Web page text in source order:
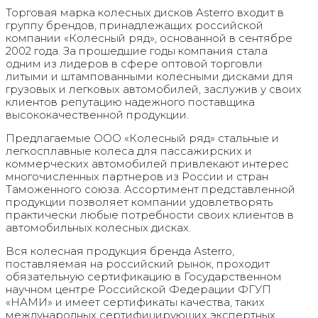
Торговая марка колесных дисков Asterro входит в
группу брендов, принадлежащих российской
компании «Колесный ряд», основанной в сентябре
2002 года. За прошедшие годы компания стала
одним из лидеров в сфере оптовой торговли
литыми и штампованными колесными дисками для
грузовых и легковых автомобилей, заслужив у своих
клиентов репутацию надежного поставщика
высококачественной продукции.
Предлагаемые ООО «Колесный ряд» стальные и
легкосплавные колеса для пассажирских и
коммерческих автомобилей привлекают интерес
многочисленных партнеров из России и стран
Таможенного союза. Ассортимент представленной
продукции позволяет компании удовлетворять
практически любые потребности своих клиентов в
автомобильных колесных дисках.
Вся колесная продукция бренда Asterro,
поставляемая на российский рынок, проходит
обязательную сертификацию в Государственном
научном центре Российской Федерации ФГУП
«НАМИ» и имеет сертификаты качества, таких
международных сертифицирующих экспертных